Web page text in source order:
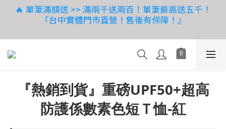
08.08 父親節獻禮｜送爸爸，也寵自己
3
1
5
3
:
1
0
7
6
5
1
0
:
2
1
0
1
0
:
6
5
4
0
6
5
4
0
立即搶購！
1
3
2
2
1
2
1
『台中實體門市直營！售後有保障！』
OUTLET 限時特賣 65折起 - 滿額超取免運費！
7
5
2
1
9
7
4
3
2
日
:
5
4
3
0
9
6
5
4
時
:
6
5
4
0
5
4
3
0 :
9
8
5
4
3
9
8
5
4
3
秒
立即搶購！
『熱銷到貨』重磅UPF50+超高
防護係數素色短Ｔ恤-紅